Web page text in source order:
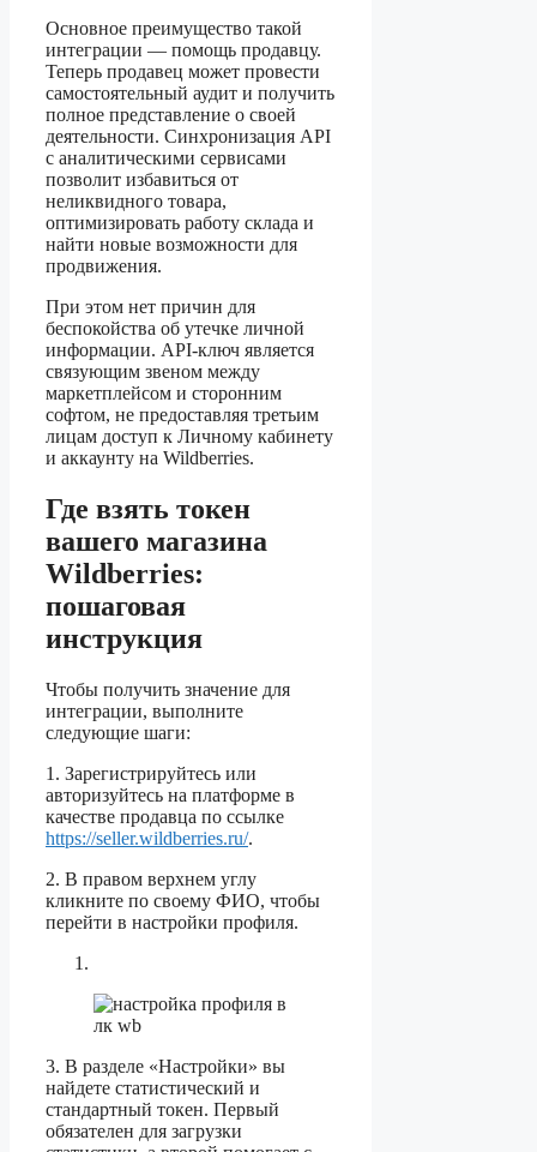
Основное преимущество такой
интеграции — помощь продавцу.
Теперь продавец может провести
самостоятельный аудит и получить
полное представление о своей
деятельности. Синхронизация API
с аналитическими сервисами
позволит избавиться от
неликвидного товара,
оптимизировать работу склада и
найти новые возможности для
продвижения.
При этом нет причин для
беспокойства об утечке личной
информации. API-ключ является
связующим звеном между
маркетплейсом и сторонним
софтом, не предоставляя третьим
лицам доступ к Личному кабинету
и аккаунту на Wildberries.
Где взять токен
вашего магазина
Wildberries:
пошаговая
инструкция
Чтобы получить значение для
интеграции, выполните
следующие шаги:
1. Зарегистрируйтесь или
авторизуйтесь на платформе в
качестве продавца по ссылке
https://seller.wildberries.ru/.
2. В правом верхнем углу
кликните по своему ФИО, чтобы
перейти в настройки профиля.
3. В разделе «Настройки» вы
найдете статистический и
стандартный токен. Первый
обязателен для загрузки